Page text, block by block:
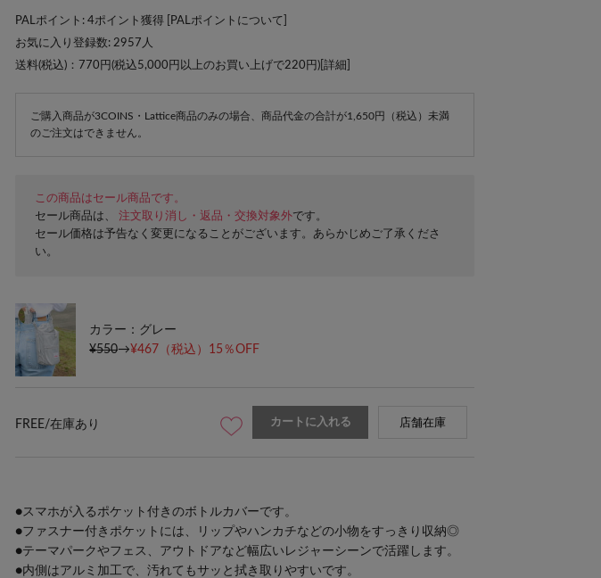
PALポイント: 4ポイント獲得 [ PALポイントについて
お気に入り登録数: 2957 人
送料(税込)：770円(税込5,000円以上のお買い上げで220円)[ 詳細
ご購入商品が3COINS・Lattice商品のみの場合、商品代金の合計が1,650円（税込）未満
のご注文はできません。
この商品はセール商品です。
セール商品は、 注文取り消し・返品・交換対象外です。
セール価格は予告なく変更になることがございます。あらかじめご了承くださ
い。
カラー：グレー
¥550→¥467 （税込）15％OFF
FREE/在庫あり カートに入れる 店舗在庫
●スマホが入るポケット付きのボトルカバーです。
●ファスナー付きポケットには、リップやハンカチなどの小物をすっきり収納◎
●テーマパークやフェス、アウトドアなど幅広いレジャーシーンで活躍します。
●内側はアルミ加工で、汚れてもサッと拭き取りやすいです。